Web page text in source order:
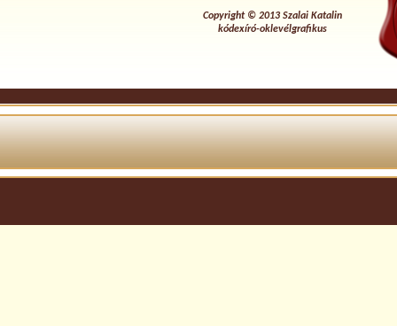
Copyright © 2013 Szalai Katalin
kódexíró-oklevélgrafikus